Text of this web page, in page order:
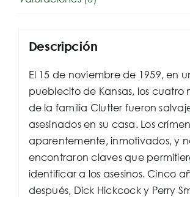
Descripción
El 15 de noviembre de 1959, en
pueblecito de Kansas, los cuatro
de la familia Clutter fueron
asesinados en su casa. Los
aparentemente, inmotivados, y
encontraron claves que
identificar a los asesinos. Cinco
después, Dick Hickcock y Perry